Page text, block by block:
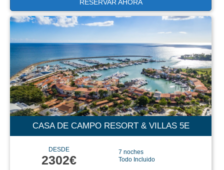
RESERVAR AHORA
CASA DE CAMPO RESORT & VILLAS 5E
DESDE
2302€
7 noches
Todo Incluido